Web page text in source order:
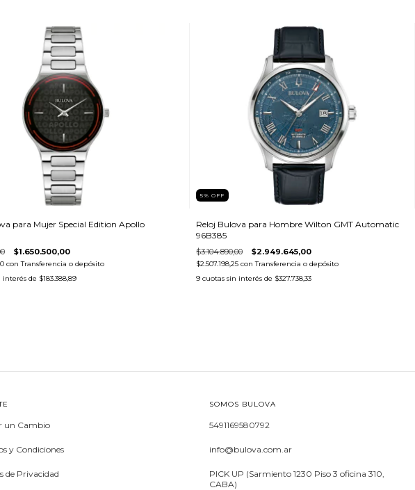
para Mujer Special Edition Apollo
$1.650.500,00
con Transferencia o depósito
interés de $183.388,89
5%OFF
Reloj Bulova para Hombre Wilton GMT Automatic
96B385
$3.104.890,00 $2.949.645,00
$2.507.198,25con Transferencia o depósito
9 cuotas sin interés de $327.738,33
un Cambio
y Condiciones
de Privacidad
SOMOS BULOVA
5491169580792
info@bulova.com.ar
PICK UP (Sarmiento 1230 Piso 3 oficina 310,
CABA)